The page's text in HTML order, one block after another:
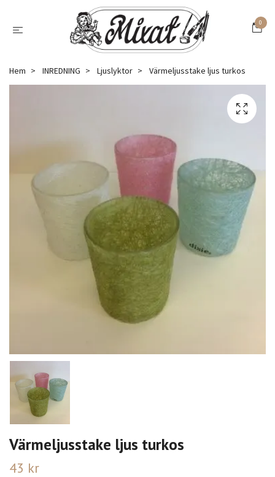
0
Hem INREDNING Ljuslyktor Värmeljusstake ljus turkos
Värmeljusstake ljus turkos
43 kr